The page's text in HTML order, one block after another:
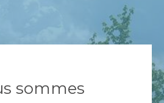
sommes